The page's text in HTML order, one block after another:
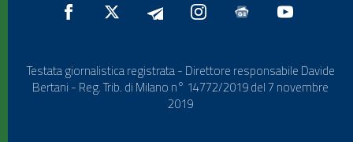
Testata giornalistica registrata - Direttore responsabile Davide
Bertani - Reg. Trib. di Milano n° 14772/2019 del 7 novembre
2019